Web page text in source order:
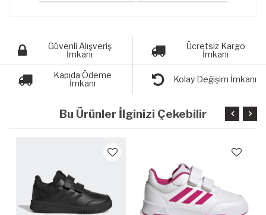
Güvenli Alışveriş
İmkanı
Ücretsiz Kargo
İmkanı
Kapıda Ödeme
İmkanı
Kolay Değişim İmkanı
Bu Ürünler İlginizi Çekebilir